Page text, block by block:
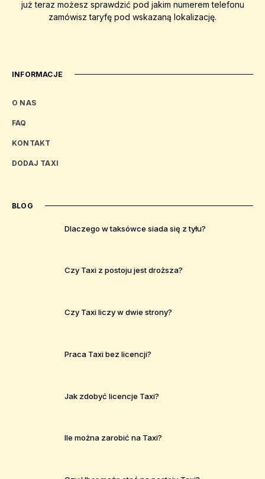
już teraz możesz sprawdzić pod jakim numerem telefonu
zamówisz taryfę pod wskazaną lokalizację.
INFORMACJE
O NAS
FAQ
KONTAKT
DODAJ TAXI
BLOG
Dlaczego w taksówce siada się z tyłu?
Czy Taxi z postoju jest droższa?
Czy Taxi liczy w dwie strony?
Praca Taxi bez licencji?
Jak zdobyć licencje Taxi?
Ile można zarobić na Taxi?